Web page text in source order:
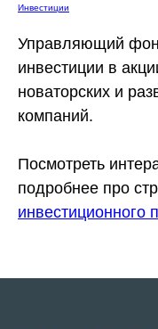
Инвестиции
Управляющий
инвестиции в
новаторских и
компаний.
Посмотреть
подробнее про